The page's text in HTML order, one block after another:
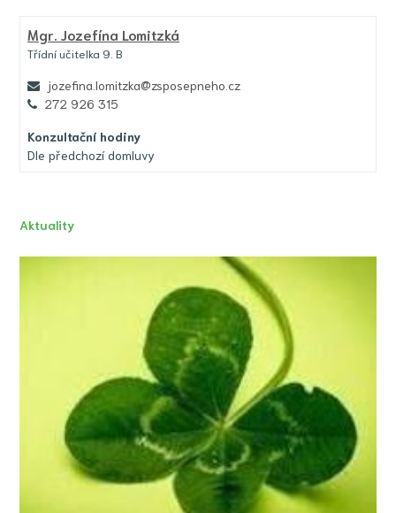
Mgr. Jozefína Lomitzká
Třídní učitelka 9. B
jozefina.lomitzka@zsposepneho.cz
272 926 315
Konzultační hodiny
Dle předchozí domluvy
Aktuality